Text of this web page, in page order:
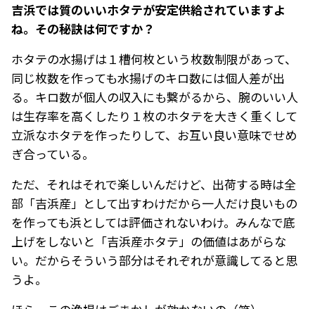
――吉浜では質のいいホタテが安定供給されていますよ
ね。その秘訣は何ですか？
ホタテの水揚げは１槽何枚という枚数制限があって、
同じ枚数を作っても水揚げのキロ数には個人差が出
る。キロ数が個人の収入にも繋がるから、腕のいい人
は生存率を高くしたり１枚のホタテを大きく重くして
立派なホタテを作ったりして、お互い良い意味でせめ
ぎ合っている。
ただ、それはそれで楽しいんだけど、出荷する時は全
部「吉浜産」として出すわけだから一人だけ良いもの
を作っても浜としては評価されないわけ。みんなで底
上げをしないと「吉浜産ホタテ」の価値はあがらな
い。だからそういう部分はそれぞれが意識してると思
うよ。